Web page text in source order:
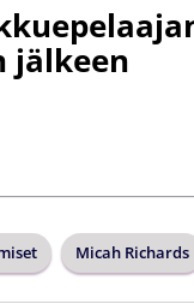
jälkeen
Micah Richards